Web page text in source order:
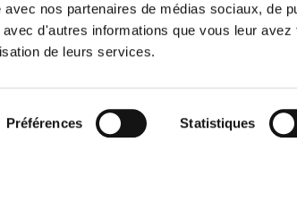
nos partenaires de médias sociaux, de
d'autres informations que vous leur avez
de leurs services.
Préférences Statistiques
Découvrez aussi